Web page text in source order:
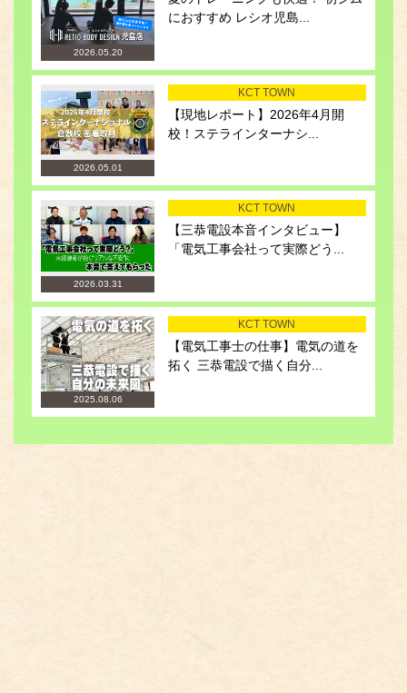
2026.05.20
におすすめ レシオ児島...
2026.05.01
KCT TOWN
【現地レポート】2026年4月開
校！ステラインターナシ...
2026.03.31
KCT TOWN
【三恭電設本音インタビュー】
「電気工事会社って実際どう...
2025.08.06
KCT TOWN
【電気工事士の仕事】電気の道を
拓く 三恭電設で描く自分...